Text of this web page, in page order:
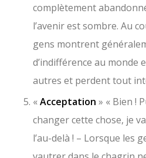
complètement
l’avenir est sombre. Au
gens montrent
d’indifférence au monde
autres et perdent tout
«Acceptation » « Bien !
changer cette chose, je
l’au-delà ! – Lorsque les